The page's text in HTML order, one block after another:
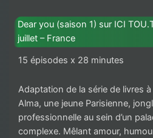
Dear you (saison 1) sur ICI
juillet – France
15 épisodes x 28 minutes
Adaptation de la série de livres à
Alma, une jeune Parisienne,
professionnelle au sein d’un
complexe. Mêlant amour,